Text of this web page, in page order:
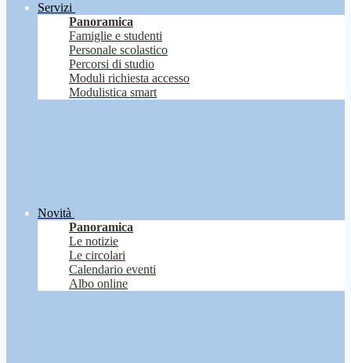
Servizi
Panoramica
Famiglie e studenti
Personale scolastico
Percorsi di studio
Moduli richiesta accesso
Modulistica smart
Novità
Panoramica
Le notizie
Le circolari
Calendario eventi
Albo online